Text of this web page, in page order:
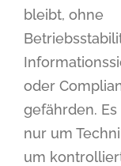
bleibt, ohne
oder
gefährden.
nur um
um